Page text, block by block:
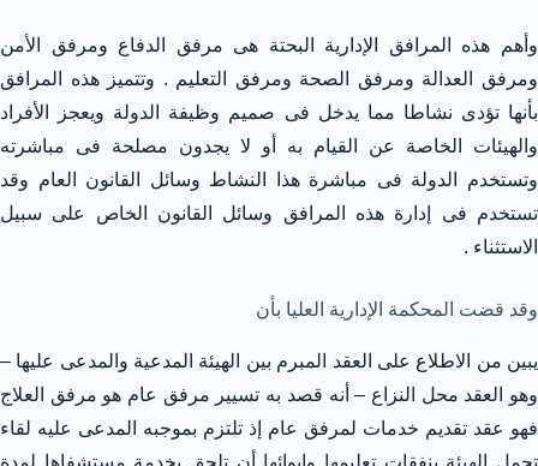
وأهم هذه المرافق الإدارية البحتة هى مرفق الدفاع ومرفق الأمن
ومرفق العدالة ومرفق الصحة ومرفق التعليم . وتتميز هذه المرافق
بأنها تؤدى نشاطا مما يدخل فى صميم وظيفة الدولة ويعجز الأفراد
والهيئات الخاصة عن القيام به أو لا يجدون مصلحة فى مباشرته
وتستخدم الدولة فى مباشرة هذا النشاط وسائل القانون العام وقد
تستخدم فى إدارة هذه المرافق وسائل القانون الخاص على سبيل
الاستثناء .
وقد قضت المحكمة الإدارية العليا بأن
يبين من الاطلاع على العقد المبرم بين الهيئة المدعية والمدعى عليها –
وهو العقد محل النزاع – أنه قصد به تسيير مرفق عام هو مرفق العلاج
فهو عقد تقديم خدمات لمرفق عام إذ تلتزم بموجبه المدعى عليه لقاء
تحمل الهيئة بنفقات تعليمها وإيوائها أن تلحق بخدمة مستشفاها لمدة